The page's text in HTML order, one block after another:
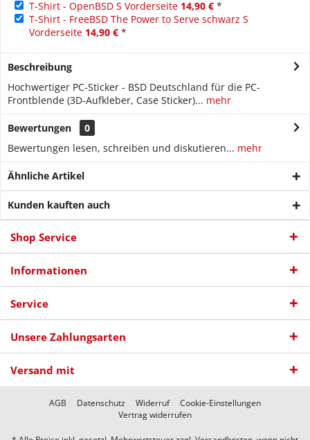
T-Shirt - OpenBSD S Vorderseite 14,90 € *
T-Shirt - FreeBSD The Power to Serve schwarz S
Vorderseite 14,90 € *
Beschreibung
Hochwertiger PC-Sticker - BSD Deutschland für die PC-
Frontblende (3D-Aufkleber, Case Sticker)... mehr
Bewertungen
0
Bewertungen lesen, schreiben und diskutieren... mehr
Ähnliche Artikel
Kunden kauften auch
Shop Service
Informationen
Service
Unsere Zahlungsarten
Versand mit
AGB Datenschutz Widerruf
Cookie-Einstellungen
Vertrag widerrufen